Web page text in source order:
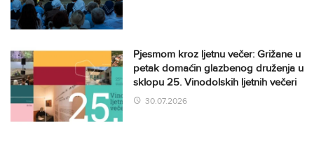
Pjesmom kroz ljetnu večer: Grižane u
petak domaćin glazbenog druženja u
sklopu 25. Vinodolskih ljetnih večeri
30.07.2026